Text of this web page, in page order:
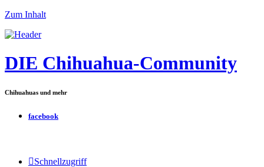
Zum Inhalt
DIE Chihuahua-Community
Chihuahuas und mehr
facebook
Schnellzugriff